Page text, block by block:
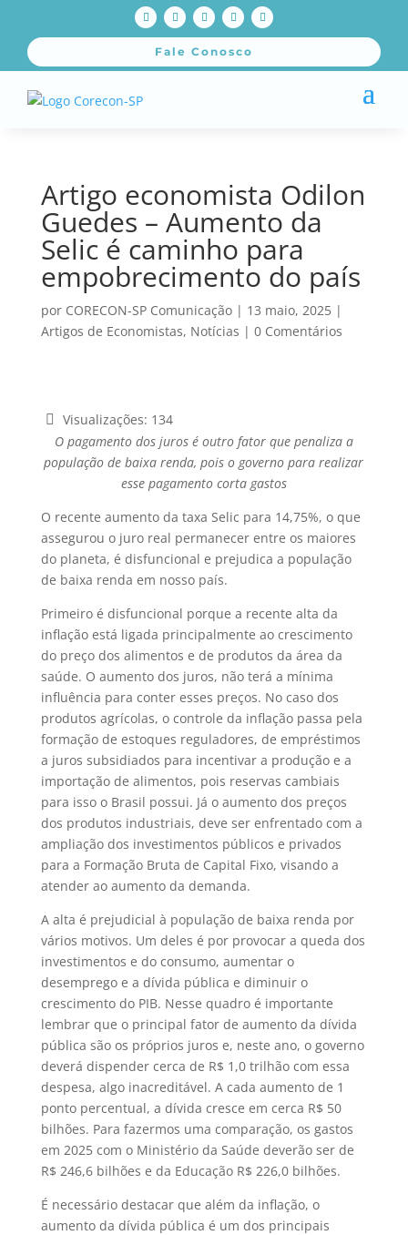
Fale Conosco
Artigo economista Odilon
Guedes – Aumento da
Selic é caminho para
empobrecimento do país
por CORECON-SP Comunicação| 13 maio, 2025|
Artigos de Economistas, Notícias | 0 Comentários
Visualizações: 134
O pagamento dos juros é outro fator que penaliza a
população de baixa renda, pois o governo para realizar
esse pagamento corta gastos
O recente aumento da taxa Selic para 14,75%, o que
assegurou o juro real permanecer entre os maiores
do planeta, é disfuncional e prejudica a população
de baixa renda em nosso país.
Primeiro é disfuncional porque a recente alta da
inflação está ligada principalmente ao crescimento
do preço dos alimentos e de produtos da área da
saúde. O aumento dos juros, não terá a mínima
influência para conter esses preços. No caso dos
produtos agrícolas, o controle da inflação passa pela
formação de estoques reguladores, de empréstimos
a juros subsidiados para incentivar a produção e a
importação de alimentos, pois reservas cambiais
para isso o Brasil possui. Já o aumento dos preços
dos produtos industriais, deve ser enfrentado com a
ampliação dos investimentos públicos e privados
para a Formação Bruta de Capital Fixo, visando a
atender ao aumento da demanda.
A alta é prejudicial à população de baixa renda por
vários motivos. Um deles é por provocar a queda dos
investimentos e do consumo, aumentar o
desemprego e a dívida pública e diminuir o
crescimento do PIB. Nesse quadro é importante
lembrar que o principal fator de aumento da dívida
pública são os próprios juros e, neste ano, o governo
deverá dispender cerca de R$ 1,0 trilhão com essa
despesa, algo inacreditável. A cada aumento de 1
ponto percentual, a dívida cresce em cerca R$ 50
bilhões. Para fazermos uma comparação, os gastos
em 2025 com o Ministério da Saúde deverão ser de
R$ 246,6 bilhões e da Educação R$ 226,0 bilhões.
É necessário destacar que além da inflação, o
aumento da dívida pública é um dos principais